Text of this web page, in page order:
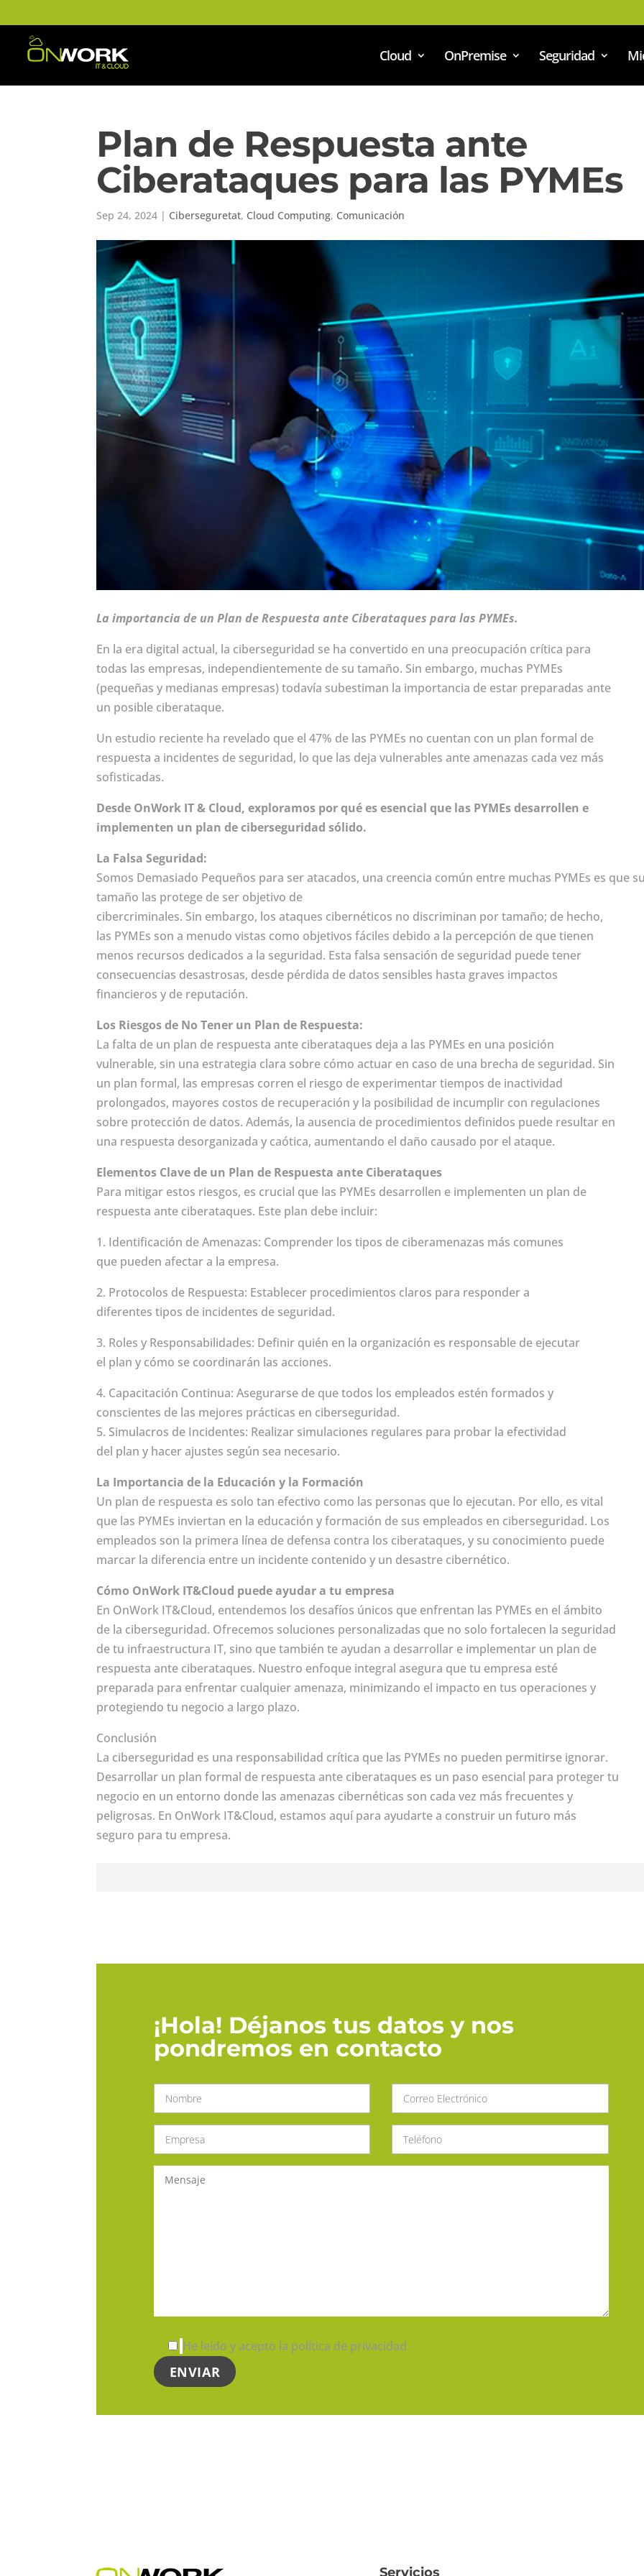
Cloud OnPremise Seguridad
Plan de Respuesta ante
Ciberataques para las PYMEs
Sep 24, 2024 | Ciberseguretat, Cloud Computing, Comunicación
La importancia de un Plan de Respuesta ante Ciberataques para las PYMEs.
En la era digital actual, la ciberseguridad se ha convertido en una preocupación crítica para
todas las empresas, independientemente de su tamaño. Sin embargo, muchas PYMEs
(pequeñas y medianas empresas) todavía subestiman la importancia de estar preparadas ante
un posible ciberataque.
Un estudio reciente ha revelado que el 47% de las PYMEs no cuentan con un plan formal de
respuesta a incidentes de seguridad, lo que las deja vulnerables ante amenazas cada vez más
sofisticadas.
Desde OnWork IT & Cloud, exploramos por qué es esencial que las PYMEs desarrollen e
implementen un plan de ciberseguridad sólido.
La Falsa Seguridad:
Somos Demasiado Pequeños para ser atacados, una creencia común entre muchas PYMEs es que
tamaño las protege de ser objetivo de
cibercriminales. Sin embargo, los ataques cibernéticos no discriminan por tamaño; de hecho,
las PYMEs son a menudo vistas como objetivos fáciles debido a la percepción de que tienen
menos recursos dedicados a la seguridad. Esta falsa sensación de seguridad puede tener
consecuencias desastrosas, desde pérdida de datos sensibles hasta graves impactos
financieros y de reputación.
Los Riesgos de No Tener un Plan de Respuesta:
La falta de un plan de respuesta ante ciberataques deja a las PYMEs en una posición
vulnerable, sin una estrategia clara sobre cómo actuar en caso de una brecha de seguridad. Sin
un plan formal, las empresas corren el riesgo de experimentar tiempos de inactividad
prolongados, mayores costos de recuperación y la posibilidad de incumplir con regulaciones
sobre protección de datos. Además, la ausencia de procedimientos definidos puede resultar en
una respuesta desorganizada y caótica, aumentando el daño causado por el ataque.
Elementos Clave de un Plan de Respuesta ante Ciberataques
Para mitigar estos riesgos, es crucial que las PYMEs desarrollen e implementen un plan de
respuesta ante ciberataques. Este plan debe incluir:
1. Identificación de Amenazas: Comprender los tipos de ciberamenazas más comunes
que pueden afectar a la empresa.
2. Protocolos de Respuesta: Establecer procedimientos claros para responder a
diferentes tipos de incidentes de seguridad.
3. Roles y Responsabilidades: Definir quién en la organización es responsable de ejecutar
el plan y cómo se coordinarán las acciones.
4. Capacitación Continua: Asegurarse de que todos los empleados estén formados y
conscientes de las mejores prácticas en ciberseguridad.
5. Simulacros de Incidentes: Realizar simulaciones regulares para probar la efectividad
del plan y hacer ajustes según sea necesario.
La Importancia de la Educación y la Formación
Un plan de respuesta es solo tan efectivo como las personas que lo ejecutan. Por ello, es vital
que las PYMEs inviertan en la educación y formación de sus empleados en ciberseguridad. Los
empleados son la primera línea de defensa contra los ciberataques, y su conocimiento puede
marcar la diferencia entre un incidente contenido y un desastre cibernético.
Cómo OnWork IT&Cloud puede ayudar a tu empresa
En OnWork IT&Cloud, entendemos los desafíos únicos que enfrentan las PYMEs en el ámbito
de la ciberseguridad. Ofrecemos soluciones personalizadas que no solo fortalecen la seguridad
de tu infraestructura IT, sino que también te ayudan a desarrollar e implementar un plan de
respuesta ante ciberataques. Nuestro enfoque integral asegura que tu empresa esté
preparada para enfrentar cualquier amenaza, minimizando el impacto en tus operaciones y
protegiendo tu negocio a largo plazo.
Conclusión
La ciberseguridad es una responsabilidad crítica que las PYMEs no pueden permitirse ignorar.
Desarrollar un plan formal de respuesta ante ciberataques es un paso esencial para proteger tu
negocio en un entorno donde las amenazas cibernéticas son cada vez más frecuentes y
peligrosas. En OnWork IT&Cloud, estamos aquí para ayudarte a construir un futuro más
seguro para tu empresa.
¡Hola! Déjanos tus datos y nos
pondremos en contacto
He leído y acepto la política de privacidad
Servicios